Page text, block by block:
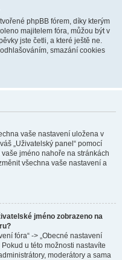
phpBB fórem, díky kterým
majitelem fóra, můžou být v
jste četli, a které ještě ne.
smazání cookies
vaše nastavení uložena v
„Uživatelský panel“ pomocí
jméno nahoře na stránkách
všechna vaše nastavení a
jméno zobrazeno na
fóra“ -> „Obecné nastavení
Pokud u této možnosti nastavíte
moderátory a sama